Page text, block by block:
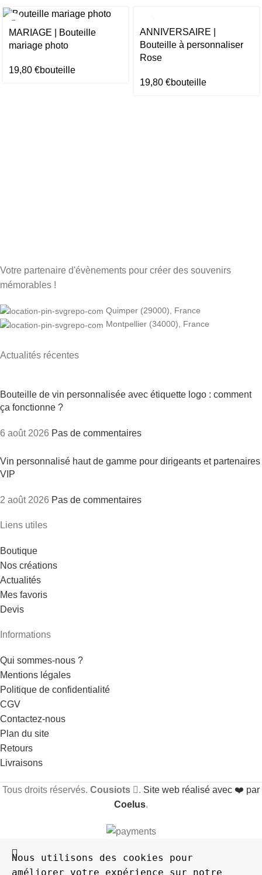
MARIAGE | Bouteille
mariage photo
19,80 €bouteille
ANNIVERSAIRE |
Bouteille à personnaliser
Rose
19,80 €bouteille
Votre partenaire d'évènements pour créer des souvenirs
mémorables !
Quimper (29000), France
Montpellier (34000), France
Actualités récentes
Bouteille de vin personnalisée avec étiquette logo : comment
ça fonctionne ?
6 août 2026 Pas de commentaires
Vin personnalisé haut de gamme pour dirigeants et partenaires
VIP
2 août 2026 Pas de commentaires
Liens utiles
Boutique
Nos créations
Actualités
Mes favoris
Devis
Informations
Qui sommes-nous ?
Mentions légales
Politique de confidentialité
CGV
Contactez-nous
Plan du site
Retours
Livraisons
Tous droits réservés. Cousiots . Site web réalisé avec ❤️ par
Coelus.
Nous utilisons des cookies pour
améliorer votre expérience sur notre